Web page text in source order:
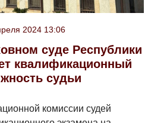
2024 13:06
суде Республики
квалификационный
судьи
комиссии судей